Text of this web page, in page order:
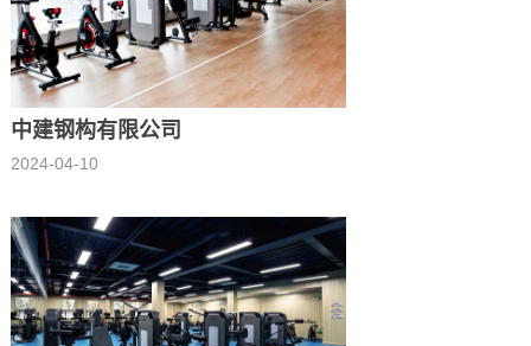
中建钢构有限公司
2024-04-10